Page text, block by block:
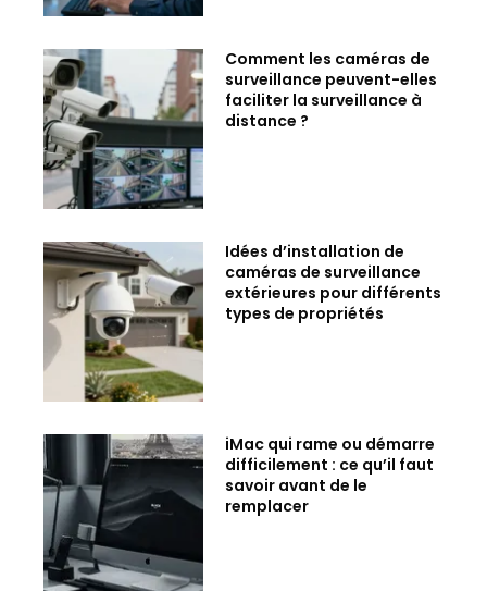
Comment les caméras de
surveillance peuvent-elles
faciliter la surveillance à
distance ?
Idées d’installation de
caméras de surveillance
extérieures pour différents
types de propriétés
iMac qui rame ou démarre
difficilement : ce qu’il faut
savoir avant de le
remplacer